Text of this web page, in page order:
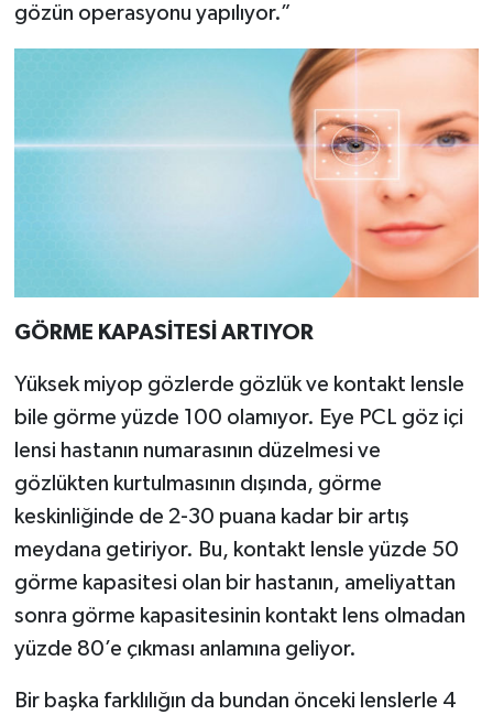
gözün operasyonu yapılıyor.”
GÖRME KAPASİTESİ ARTIYOR
Yüksek miyop gözlerde gözlük ve kontakt lensle
bile görme yüzde 100 olamıyor. Eye PCL göz içi
lensi hastanın numarasının düzelmesi ve
gözlükten kurtulmasının dışında, görme
keskinliğinde de 2-30 puana kadar bir artış
meydana getiriyor. Bu, kontakt lensle yüzde 50
görme kapasitesi olan bir hastanın, ameliyattan
sonra görme kapasitesinin kontakt lens olmadan
yüzde 80’e çıkması anlamına geliyor.
Bir başka farklılığın da bundan önceki lenslerle 4